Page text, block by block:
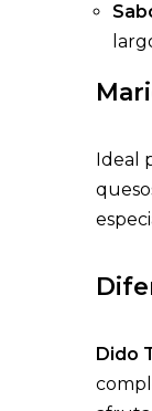
Ideal
Dido